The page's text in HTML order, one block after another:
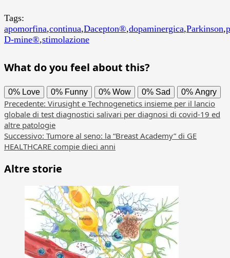
Tags:
apomorfina,continua,Dacepton®,dopaminergica,Parkinson,
D-mine®,stimolazione
What do you feel about this?
0% Love 0% Funny 0% Wow 0% Sad 0% Angry
Navigazione
articolo
Precedente: Virusight e Technogenetics insieme per il lancio
globale di test diagnostici salivari per diagnosi di covid-19 ed
altre patologie
Successivo: Tumore al seno: la “Breast Academy” di GE
HEALTHCARE compie dieci anni
Altre storie